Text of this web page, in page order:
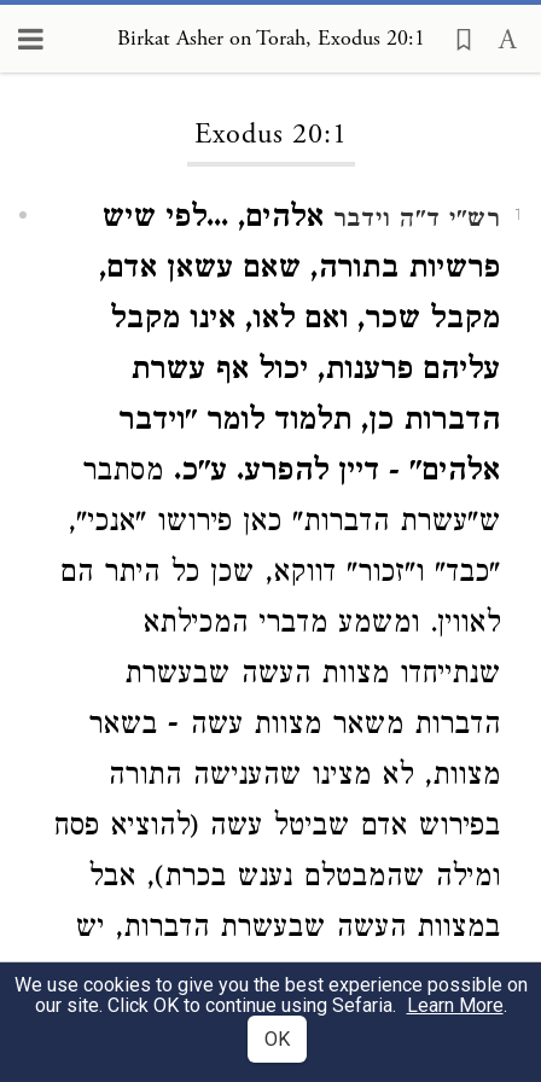
Birkat Asher on Torah, Exodus 20:1
Exodus 20:1
1 רש"י ד"ה וידבר אלהים, ...לפי שיש
פרשיות בתורה, שאם עשאן אדם,
מקבל שכר, ואם לאו, אינו מקבל
עליהם פרענות, יכול אף עשרת
הדברות כן, תלמוד לומר "וידבר
אלהים" - דיין להפרע. ע"כ. מסתבר
ש"עשרת הדברות" כאן פירושו "אנכי",
"כבד" ו"זכור" דווקא, שכן כל היתר הם
לאווין. ומשמע מדברי המכילתא
שנתייחדו מצוות העשה שבעשרת
הדברות משאר מצוות עשה - בשאר
מצוות, לא מצינו שהענישה התורה
בפירוש אדם שביטל עשה (להוציא פסח
ומילה שהמבטלם נענש בכרת), אבל
במצוות העשה שבעשרת הדברות, יש
עונש על ביטולם אף שאיננו מפורש.
וראה דברי רש"י להלן (פסוק יב). (פ'
We use cookies to give you the best experience possible on
our site. Click OK to continue using Sefaria. Learn More.
OK